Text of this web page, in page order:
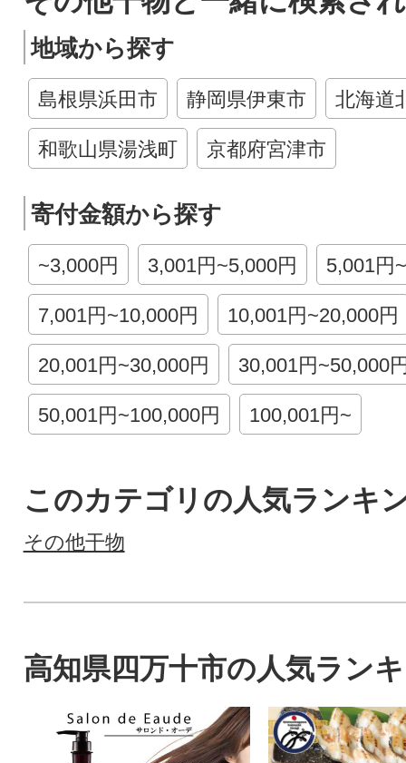
地域から探す
島根県浜田市 静岡県伊東市 北海道
和歌山県湯浅町 京都府宮津市
寄付金額から探す
~3,000円 3,001円~5,000円 5,001円
7,001円~10,000円 10,001円~20,000円
20,001円~30,000円 30,001円~50,000
50,001円~100,000円 100,001円~
このカテゴリの人気ランキ
その他干物
高知県四万十市の人気ラン